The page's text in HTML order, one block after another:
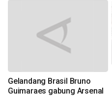
Gelandang Brasil Bruno
Guimaraes gabung Arsenal